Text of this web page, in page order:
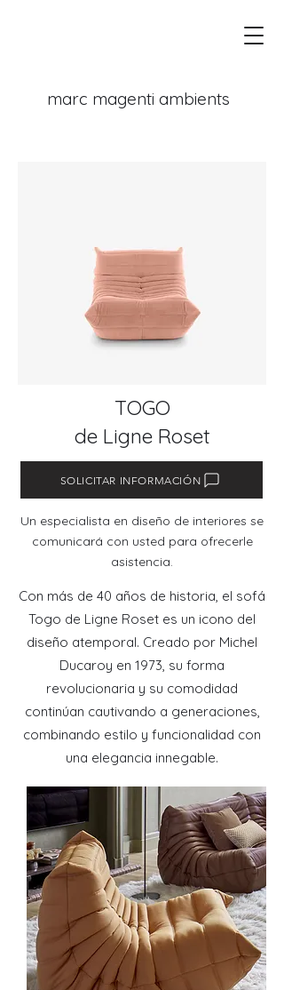
marc magenti ambients
TOGO
de Ligne Roset
SOLICITAR INFORMACIÓN
Un especialista en diseño de interiores se
comunicará con usted para ofrecerle
asistencia.
Con más de 40 años de historia, el sofá
Togo de Ligne Roset es un icono del
diseño atemporal. Creado por Michel
Ducaroy en 1973, su forma
revolucionaria y su comodidad
continúan cautivando a generaciones,
combinando estilo y funcionalidad con
una elegancia innegable.